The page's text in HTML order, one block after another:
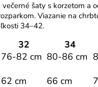
večerné šaty s korzetom a
Viazanie na
34–42.
32 34
76-82 cm 80-86 cm
62 cm 66 cm